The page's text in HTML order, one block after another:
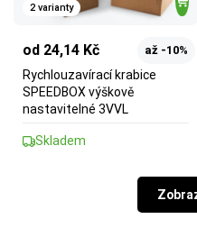
2 varianty
od 24,14 Kč až -10%
Rychlouzavírací krabice
SPEEDBOX výškově
nastavitelné 3VVL
Skladem